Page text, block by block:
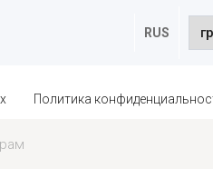
RUS
Политика